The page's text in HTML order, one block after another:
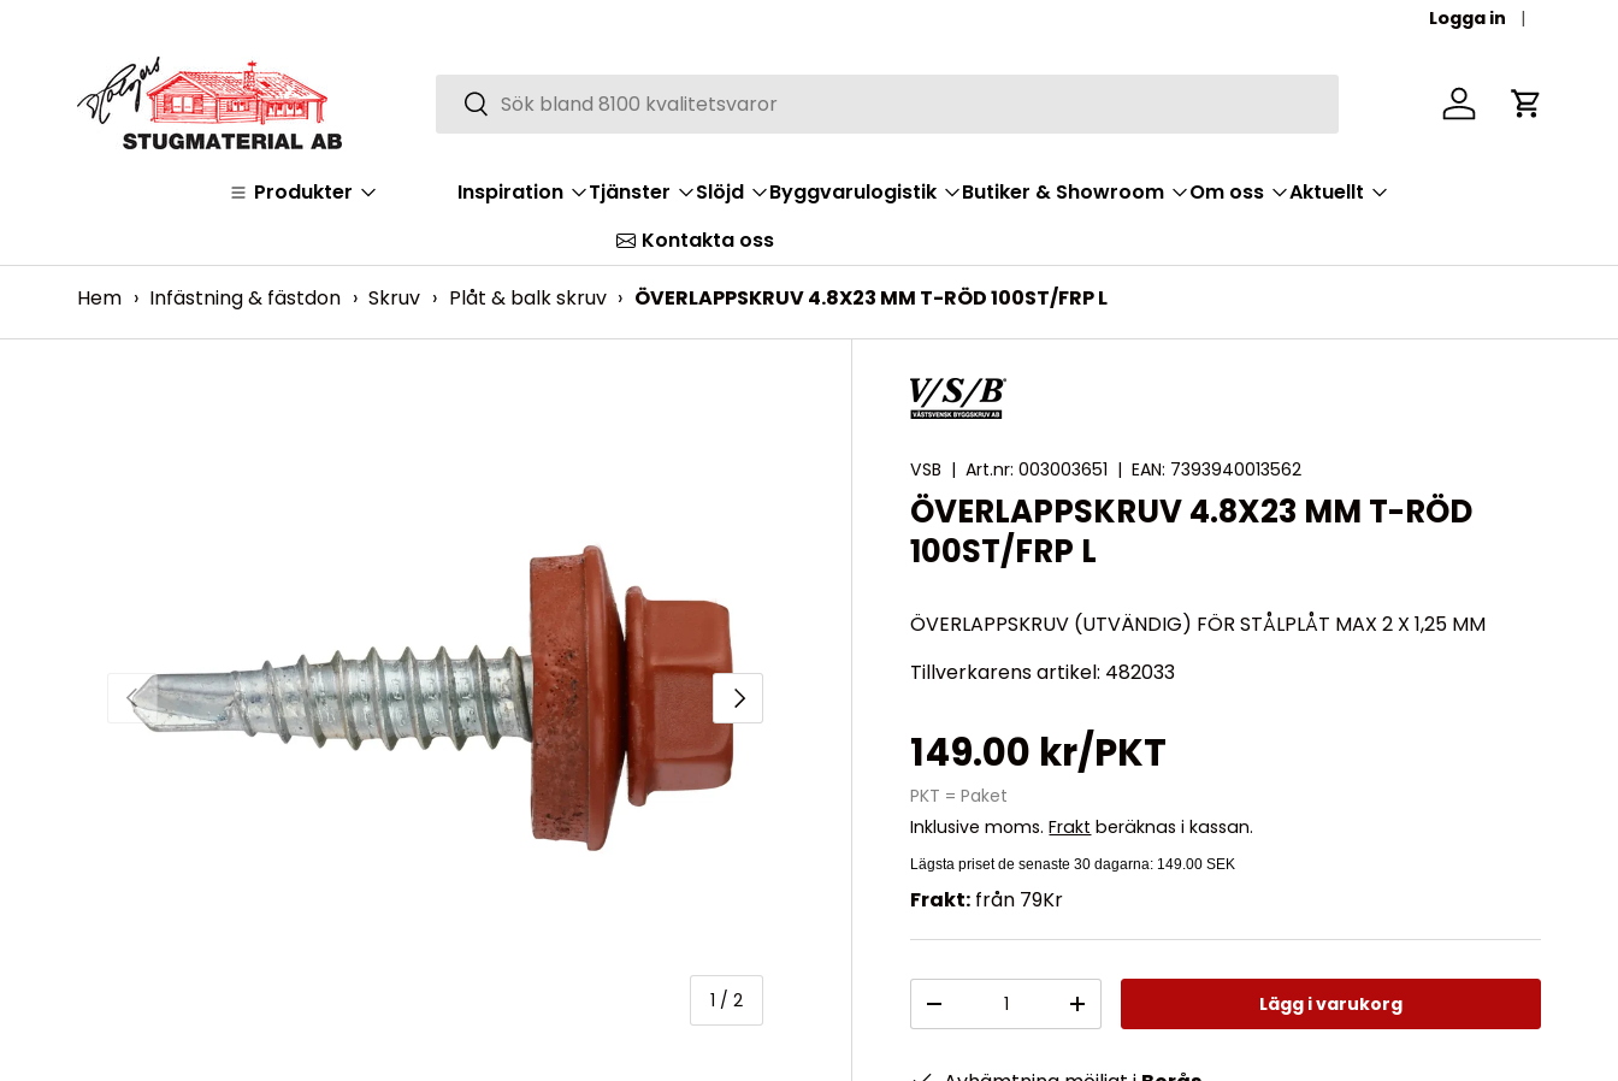
Logga in
Sök Logga inVagn
Produkter Inspiration Tjänster Slöjd Byggvarulogistik Butiker & Showroom Om oss
Aktuellt
Kontakta oss
Hem › Infästning & fästdon › Skruv › Plåt & balk skruv › ÖVERLAPPSKRUV 4.8X23 MM T-RÖD 100ST/FRP L
Föregående
1 /av
2
Nästa
VSB |Art.nr: 003003651 |EAN: 7393940013562
ÖVERLAPPSKRUV 4.8X23 MM T-RÖD
100ST/FRP L
ÖVERLAPPSKRUV (UTVÄNDIG) FÖR STÅLPLÅT MAX 2 X 1,25 MM
Tillverkarens artikel: 482033
149.00 kr/PKT
PKT = Paket
Inklusive moms.Frakt beräknas i kassan.
Lägsta priset de senaste 30 dagarna: 149.00 SEK
Frakt: från 79Kr
-
+ Lägg i varukorg